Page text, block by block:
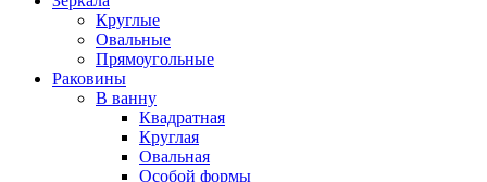
Круглые
Овальные
Прямоугольные
Раковины
В ванну
Квадратная
Круглая
Овальная
Особой формы